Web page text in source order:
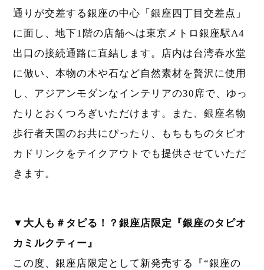
通りが交差する銀座の中心「銀座四丁目交差点」
に面し、地下1階の店舗へは東京メトロ銀座駅A4
出口の接続通路に直結します。店内は台湾春水堂
に倣い、本物の木や石など自然素材を贅沢に使用
し、アジアンモダンなインテリアの30席で、ゆっ
たりとおくつろぎいただけます。また、銀座名物
歩行者天国のお共にぴったり、もちもちのタピオ
カドリンクをテイクアウトでも提供させていただ
きます。
▼大人も＃タピる！？銀座店限定『銀座のタピオ
カミルクティー』
この度、銀座店限定として新発売する『“銀座の